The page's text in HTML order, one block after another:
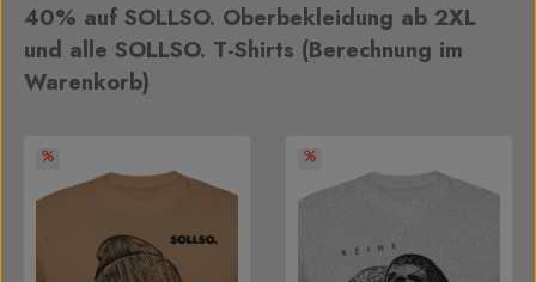
Produktgalerie überspringen
40% auf SOLLSO. Oberbekleidung ab 2XL
und alle SOLLSO. T-Shirts (Berechnung im
Warenkorb)